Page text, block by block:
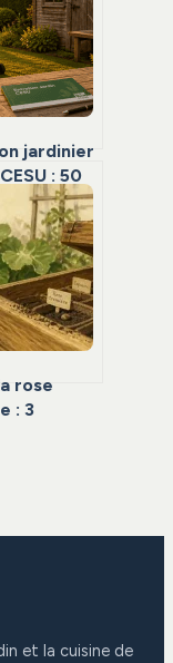
jardinier
: 50
et
rose
: 3
et la cuisine de